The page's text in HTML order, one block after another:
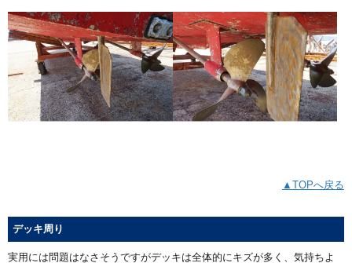
▲TOPへ戻る
デッキ周り
実用には問題はなさそうですがデッキは全体的にキズが多く、気持ちよ